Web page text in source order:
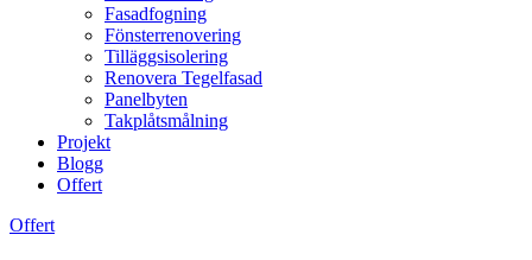
Fasadfogning
Fönsterrenovering
Tilläggsisolering
Renovera Tegelfasad
Panelbyten
Takplåtsmålning
Projekt
Blogg
Offert
Offert